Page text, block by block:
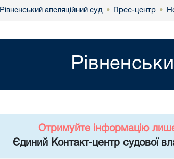
Рівненський апеляційний суд • Прес-центр •
Отримуйте інформацію
Єдиний Контакт-центр судової